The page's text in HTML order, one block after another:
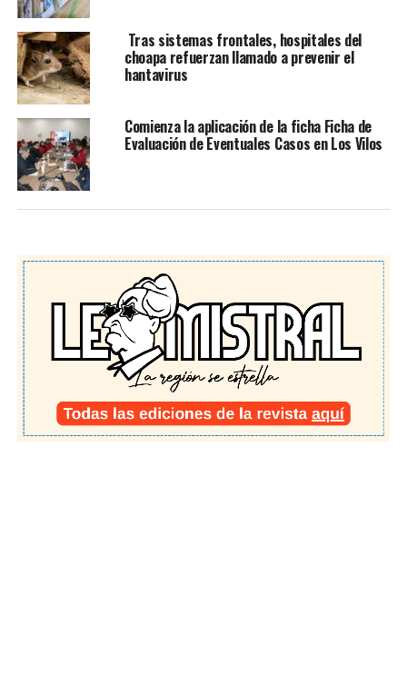
Tras sistemas frontales, hospitales del
choapa refuerzan llamado a prevenir el
hantavirus
Comienza la aplicación de la ficha Ficha de
Evaluación de Eventuales Casos en Los Vilos